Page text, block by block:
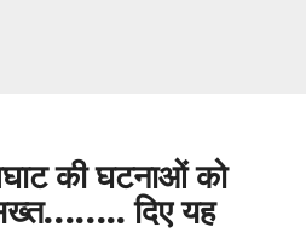
की घटनाओं को
दिए यह